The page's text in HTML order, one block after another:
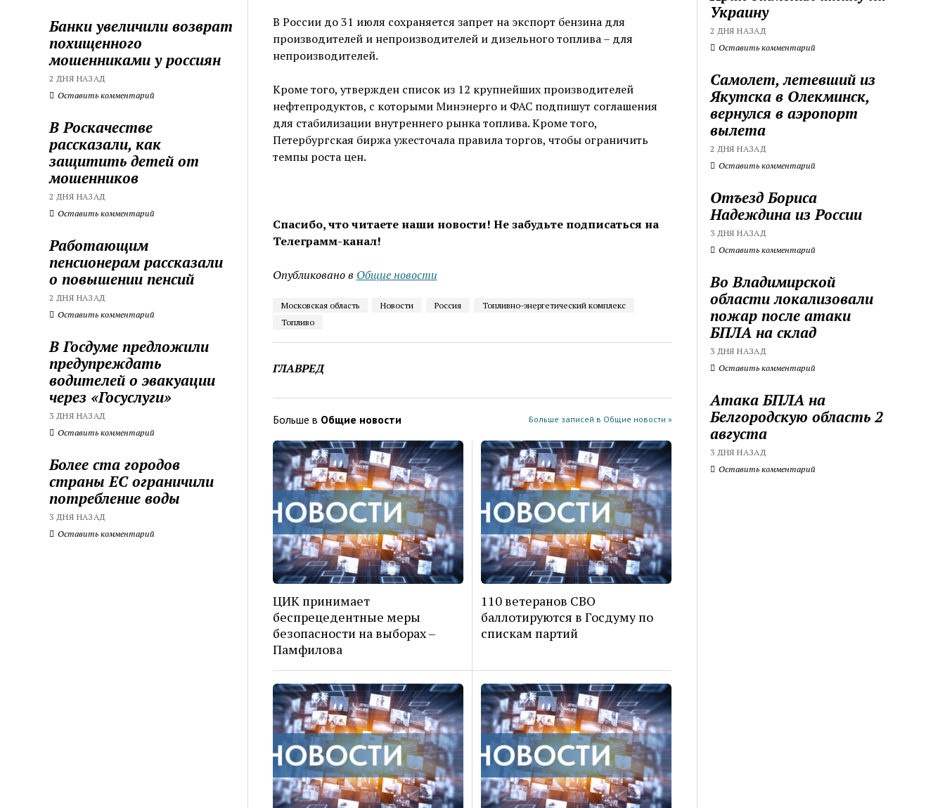
Банки увеличили возврат
похищенного
мошенниками у россиян
2 ДНЯ НАЗАД
Оставить комментарий
В Роскачестве
рассказали, как
защитить детей от
мошенников
2 ДНЯ НАЗАД
Оставить комментарий
Работающим
пенсионерам рассказали
о повышении пенсий
2 ДНЯ НАЗАД
Оставить комментарий
В Госдуме предложили
предупреждать
водителей о эвакуации
через «Госуслуги»
3 ДНЯ НАЗАД
Оставить комментарий
Более ста городов
страны ЕС ограничили
потребление воды
3 ДНЯ НАЗАД
Оставить комментарий
В России до 31 июля сохраняется запрет на экспорт бензина для
производителей и непроизводителей и дизельного топлива – для
непроизводителей.
Кроме того, утвержден список из 12 крупнейших производителей
нефтепродуктов, с которыми Минэнерго и ФАС подпишут соглашения
для стабилизации внутреннего рынка топлива. Кроме того,
Петербургская биржа ужесточала правила торгов, чтобы ограничить
темпы роста цен.
Спасибо, что читаете наши новости! Не забудьте подписаться на
Телеграмм-канал!
Опубликовано в Общие новости
Московская область Новости Россия
Топливно-энергетический комплекс
Топливо
ГЛАВРЕД
Больше в Общие новости Больше записей в Общие новости »
ЦИК принимает
беспрецедентные меры
безопасности на выборах –
Памфилова
110 ветеранов СВО
баллотируются в Госдуму по
спискам партий
Украину
2 ДНЯ НАЗАД
Оставить комментарий
Самолет, летевший из
Якутска в Олекминск,
вернулся в аэропорт
вылета
2 ДНЯ НАЗАД
Оставить комментарий
Отъезд Бориса
Надеждина из России
3 ДНЯ НАЗАД
Оставить комментарий
Во Владимирской
области локализовали
пожар после атаки
БПЛА на склад
3 ДНЯ НАЗАД
Оставить комментарий
Атака БПЛА на
Белгородскую область 2
августа
3 ДНЯ НАЗАД
Оставить комментарий